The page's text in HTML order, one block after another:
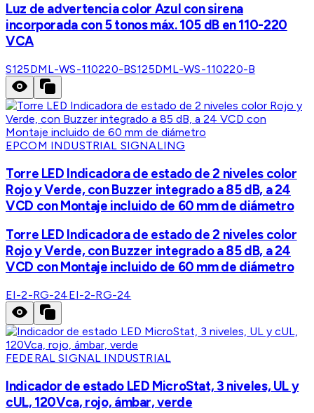
Luz de advertencia color Azul con sirena
incorporada con 5 tonos máx. 105 dB en 110-220
VCA
S125DML-WS-110220-BS125DML-WS-110220-B
EPCOM INDUSTRIAL SIGNALING
Torre LED Indicadora de estado de 2 niveles color
Rojo y Verde, con Buzzer integrado a 85 dB, a 24
VCD con Montaje incluido de 60 mm de diámetro
Torre LED Indicadora de estado de 2 niveles color
Rojo y Verde, con Buzzer integrado a 85 dB, a 24
VCD con Montaje incluido de 60 mm de diámetro
EI-2-RG-24EI-2-RG-24
FEDERAL SIGNAL INDUSTRIAL
Indicador de estado LED MicroStat, 3 niveles, UL y
cUL, 120Vca, rojo, ámbar, verde